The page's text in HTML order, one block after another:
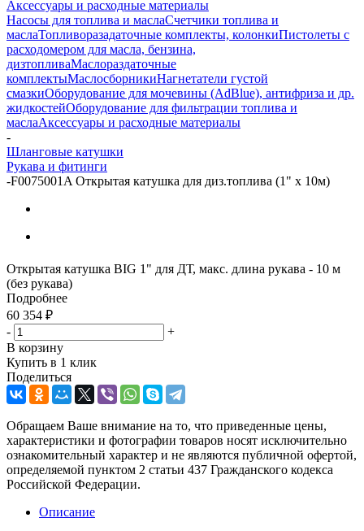
Аксессуары и расходные материалы
Насосы для топлива и маслаСчетчики топлива и
маслаТопливоразадаточные комплекты, колонкиПистолеты с
расходомером для масла, бензина,
дизтопливаМаслораздаточные
комплектыМаслосборникиНагнетатели густой
смазкиОборудование для мочевины (AdBlue), антифриза и др.
жидкостейОборудование для фильтрации топлива и
маслаАксессуары и расходные материалы
-
Шланговые катушки
Рукава и фитинги
-F0075001A Открытая катушка для диз.топлива (1" x 10м)
Открытая катушка BIG 1" для ДТ, макс. длина рукава - 10 м
(без рукава)
Подробнее
60 354 ₽
-
+
В корзину
Купить в 1 клик
Поделиться
Обращаем Ваше внимание на то, что приведенные цены,
характеристики и фотографии товаров носят исключительно
ознакомительный характер и не являются публичной офертой,
определяемой пунктом 2 статьи 437 Гражданского кодекса
Российской Федерации.
Описание